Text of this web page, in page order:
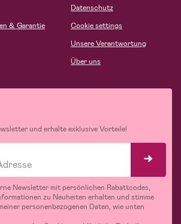
& Garantie
Datenschutz
Cookie settings
Unsere Verantwortung
Über uns
und erhalte exklusive Vorteile!
Newsletter mit persönlichen Rabattcodes,
zu Neuheiten erhalten und stimme
personenbezogenen Daten, wie unten